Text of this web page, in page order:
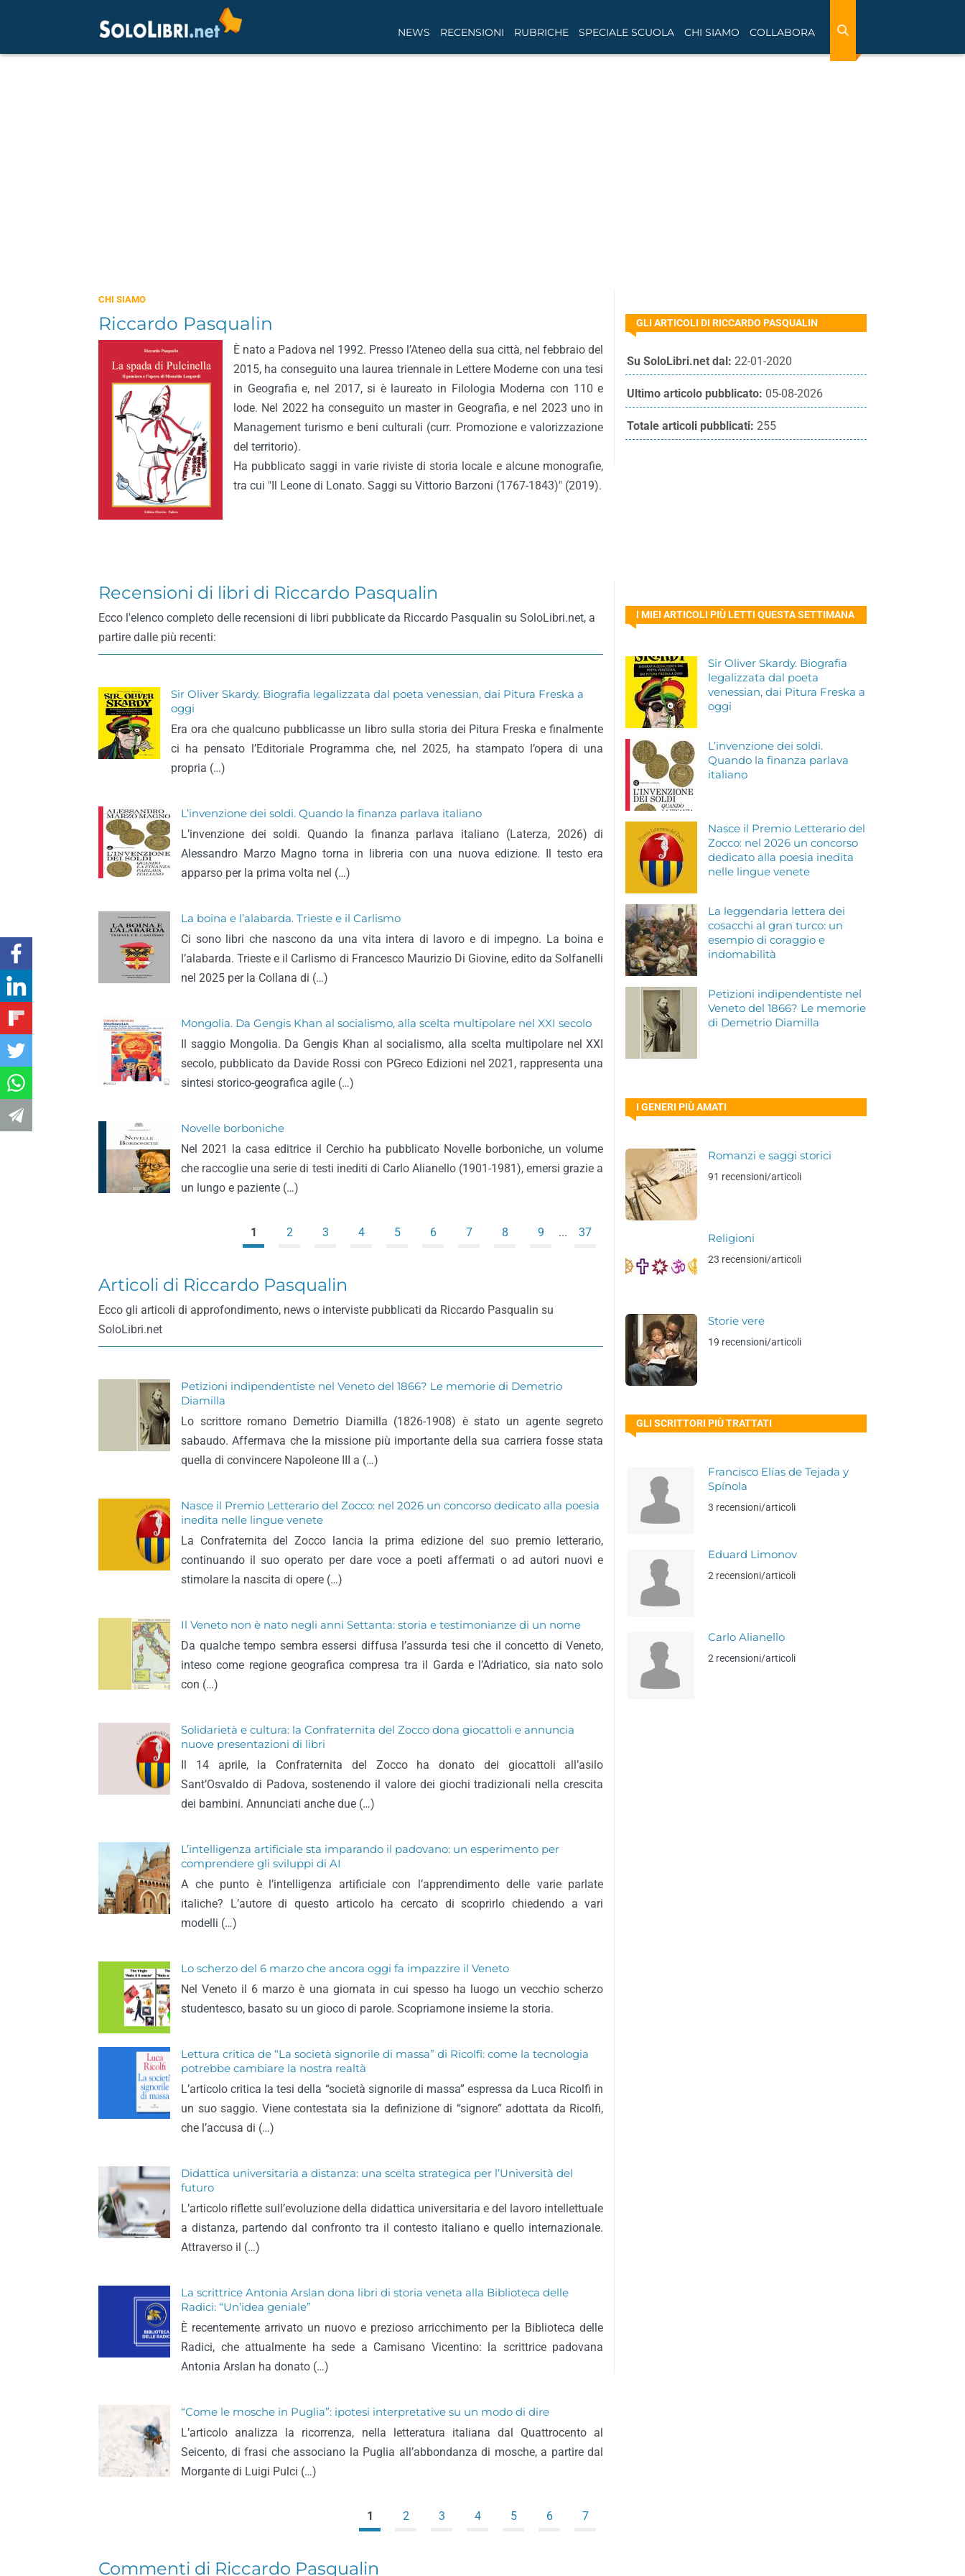
NEWS RECENSIONI RUBRICHE SPECIALE SCUOLA CHI SIAMO COLLABORA
CHI SIAMO
Riccardo Pasqualin
È nato a Padova nel 1992. Presso l’Ateneo della sua città, nel febbraio del
2015, ha conseguito una laurea triennale in Lettere Moderne con una tesi
in Geografia e, nel 2017, si è laureato in Filologia Moderna con 110 e
lode. Nel 2022 ha conseguito un master in Geografia, e nel 2023 uno in
Management turismo e beni culturali (curr. Promozione e valorizzazione
del territorio).
Ha pubblicato saggi in varie riviste di storia locale e alcune monografie,
tra cui "Il Leone di Lonato. Saggi su Vittorio Barzoni (1767-1843)" (2019).
GLI ARTICOLI DI RICCARDO PASQUALIN
Su SoloLibri.net dal: 22-01-2020
Ultimo articolo pubblicato: 05-08-2026
Totale articoli pubblicati: 255
Recensioni di libri di Riccardo Pasqualin
Ecco l'elenco completo delle recensioni di libri pubblicate da Riccardo Pasqualin su SoloLibri.net, a
partire dalle più recenti:
Sir Oliver Skardy. Biografia legalizzata dal poeta venessian, dai Pitura Freska a
oggi
Era ora che qualcuno pubblicasse un libro sulla storia dei Pitura Freska e finalmente
ci ha pensato l’Editoriale Programma che, nel 2025, ha stampato l’opera di una
propria (…)
L’invenzione dei soldi. Quando la finanza parlava italiano
L’invenzione dei soldi. Quando la finanza parlava italiano (Laterza, 2026) di
Alessandro Marzo Magno torna in libreria con una nuova edizione. Il testo era
apparso per la prima volta nel (…)
La boina e l’alabarda. Trieste e il Carlismo
Ci sono libri che nascono da una vita intera di lavoro e di impegno. La boina e
l’alabarda. Trieste e il Carlismo di Francesco Maurizio Di Giovine, edito da Solfanelli
nel 2025 per la Collana di (…)
Mongolia. Da Gengis Khan al socialismo, alla scelta multipolare nel XXI secolo
Il saggio Mongolia. Da Gengis Khan al socialismo, alla scelta multipolare nel XXI
secolo, pubblicato da Davide Rossi con PGreco Edizioni nel 2021, rappresenta una
sintesi storico-geografica agile (…)
Novelle borboniche
Nel 2021 la casa editrice il Cerchio ha pubblicato Novelle borboniche, un volume
che raccoglie una serie di testi inediti di Carlo Alianello (1901-1981), emersi grazie a
un lungo e paziente (…)
1 2 3 4 5 6 7 8 9 ... 37
Articoli di Riccardo Pasqualin
Ecco gli articoli di approfondimento, news o interviste pubblicati da Riccardo Pasqualin su
SoloLibri.net
Petizioni indipendentiste nel Veneto del 1866? Le memorie di Demetrio
Diamilla
Lo scrittore romano Demetrio Diamilla (1826-1908) è stato un agente segreto
sabaudo. Affermava che la missione più importante della sua carriera fosse stata
quella di convincere Napoleone III a (…)
Nasce il Premio Letterario del Zocco: nel 2026 un concorso dedicato alla poesia
inedita nelle lingue venete
La Confraternita del Zocco lancia la prima edizione del suo premio letterario,
continuando il suo operato per dare voce a poeti affermati o ad autori nuovi e
stimolare la nascita di opere (…)
Il Veneto non è nato negli anni Settanta: storia e testimonianze di un nome
Da qualche tempo sembra essersi diffusa l’assurda tesi che il concetto di Veneto,
inteso come regione geografica compresa tra il Garda e l’Adriatico, sia nato solo
con (…)
Solidarietà e cultura: la Confraternita del Zocco dona giocattoli e annuncia
nuove presentazioni di libri
Il 14 aprile, la Confraternita del Zocco ha donato dei giocattoli all’asilo
Sant’Osvaldo di Padova, sostenendo il valore dei giochi tradizionali nella crescita
dei bambini. Annunciati anche due (…)
L’intelligenza artificiale sta imparando il padovano: un esperimento per
comprendere gli sviluppi di AI
A che punto è l’intelligenza artificiale con l’apprendimento delle varie parlate
italiche? L’autore di questo articolo ha cercato di scoprirlo chiedendo a vari
modelli (…)
Lo scherzo del 6 marzo che ancora oggi fa impazzire il Veneto
Nel Veneto il 6 marzo è una giornata in cui spesso ha luogo un vecchio scherzo
studentesco, basato su un gioco di parole. Scopriamone insieme la storia.
Lettura critica de “La società signorile di massa” di Ricolfi: come la tecnologia
potrebbe cambiare la nostra realtà
L’articolo critica la tesi della “società signorile di massa” espressa da Luca Ricolfi in
un suo saggio. Viene contestata sia la definizione di “signore” adottata da Ricolfi,
che l’accusa di (…)
Didattica universitaria a distanza: una scelta strategica per l’Università del
futuro
L’articolo riflette sull’evoluzione della didattica universitaria e del lavoro intellettuale
a distanza, partendo dal confronto tra il contesto italiano e quello internazionale.
Attraverso il (…)
La scrittrice Antonia Arslan dona libri di storia veneta alla Biblioteca delle
Radici: “Un’idea geniale”
È recentemente arrivato un nuovo e prezioso arricchimento per la Biblioteca delle
Radici, che attualmente ha sede a Camisano Vicentino: la scrittrice padovana
Antonia Arslan ha donato (…)
“Come le mosche in Puglia”: ipotesi interpretative su un modo di dire
L’articolo analizza la ricorrenza, nella letteratura italiana dal Quattrocento al
Seicento, di frasi che associano la Puglia all’abbondanza di mosche, a partire dal
Morgante di Luigi Pulci (…)
1 2 3 4 5 6 7
Commenti di Riccardo Pasqualin
I MIEI ARTICOLI PIÙ LETTI QUESTA SETTIMANA
Sir Oliver Skardy. Biografia
legalizzata dal poeta
venessian, dai Pitura Freska a
oggi
L’invenzione dei soldi.
Quando la finanza parlava
italiano
Nasce il Premio Letterario del
Zocco: nel 2026 un concorso
dedicato alla poesia inedita
nelle lingue venete
La leggendaria lettera dei
cosacchi al gran turco: un
esempio di coraggio e
indomabilità
Petizioni indipendentiste nel
Veneto del 1866? Le memorie
di Demetrio Diamilla
I GENERI PIÙ AMATI
Romanzi e saggi storici
91 recensioni/articoli
Religioni
23 recensioni/articoli
Storie vere
19 recensioni/articoli
GLI SCRITTORI PIÙ TRATTATI
Francisco Elías de Tejada y
Spínola
3 recensioni/articoli
Eduard Limonov
2 recensioni/articoli
Carlo Alianello
2 recensioni/articoli